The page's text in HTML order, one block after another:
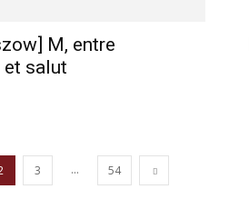
M, entre
et salut
3 ... 54